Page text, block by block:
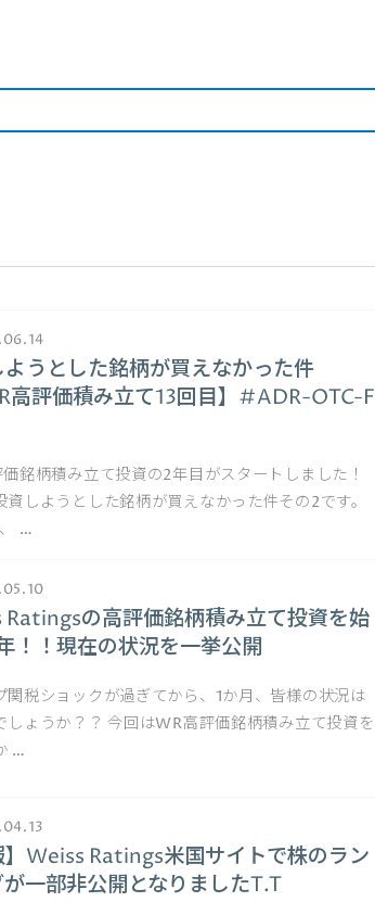
うとした銘柄が買えなかった件
高評価積み立て13回目】#ADR-OTC-F
銘柄積み立て投資の2年目がスタートしました！
資しようとした銘柄が買えなかった件その2です。
…
Ratingsの高評価銘柄積み立て投資を始
！！現在の状況を一挙公開
関税ショックが過ぎてから、1か月、皆様の状況は
しょうか？？ 今回はWR高評価銘柄積み立て投資を
…
】Weiss Ratings米国サイトで株のラン
が一部非公開となりましたT.T